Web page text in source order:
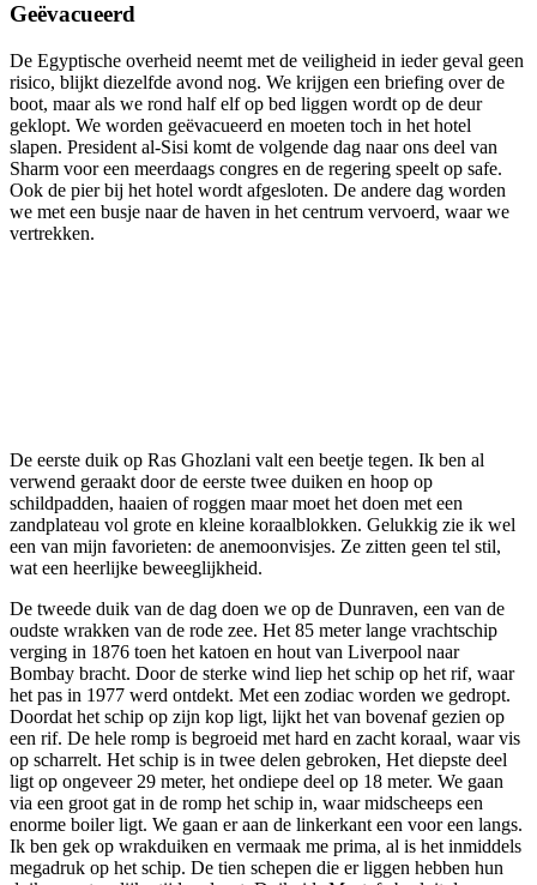
Geëvacueerd
De Egyptische overheid neemt met de veiligheid in ieder geval geen
risico, blijkt diezelfde avond nog. We krijgen een briefing over de
boot, maar als we rond half elf op bed liggen wordt op de deur
geklopt. We worden geëvacueerd en moeten toch in het hotel
slapen. President al-Sisi komt de volgende dag naar ons deel van
Sharm voor een meerdaags congres en de regering speelt op safe.
Ook de pier bij het hotel wordt afgesloten. De andere dag worden
we met een busje naar de haven in het centrum vervoerd, waar we
vertrekken.
De eerste duik op Ras Ghozlani valt een beetje tegen. Ik ben al
verwend geraakt door de eerste twee duiken en hoop op
schildpadden, haaien of roggen maar moet het doen met een
zandplateau vol grote en kleine koraalblokken. Gelukkig zie ik wel
een van mijn favorieten: de anemoonvisjes. Ze zitten geen tel stil,
wat een heerlijke beweeglijkheid.
De tweede duik van de dag doen we op de Dunraven, een van de
oudste wrakken van de rode zee. Het 85 meter lange vrachtschip
verging in 1876 toen het katoen en hout van Liverpool naar
Bombay bracht. Door de sterke wind liep het schip op het rif, waar
het pas in 1977 werd ontdekt. Met een zodiac worden we gedropt.
Doordat het schip op zijn kop ligt, lijkt het van bovenaf gezien op
een rif. De hele romp is begroeid met hard en zacht koraal, waar vis
op scharrelt. Het schip is in twee delen gebroken, Het diepste deel
ligt op ongeveer 29 meter, het ondiepe deel op 18 meter. We gaan
via een groot gat in de romp het schip in, waar midscheeps een
enorme boiler ligt. We gaan er aan de linkerkant een voor een langs.
Ik ben gek op wrakduiken en vermaak me prima, al is het inmiddels
megadruk op het schip. De tien schepen die er liggen hebben hun